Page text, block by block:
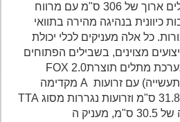
גבוהים. לכלי בסיס גלגלים ארוך של 306 ס"מ עם מרווח
כיוונית בנהיגה מהירה בתוואי
כל אלה מעניקים לכלי יכולת
מצוינים, בשבילים הפתוחים
ובטיפוס טכני. בעזרת מערכת מתלים תוצרתFOX 2.0
PODIUM (מהטובים בתעשייה) עם זרועות A מקדימה
ומהלך מתלה קדמי של 31.8 ס"מ וזרועות נגררות מסוג TTA
מאחור עם מהלך מתלה של 30.5 ס"מ, מעניק ה